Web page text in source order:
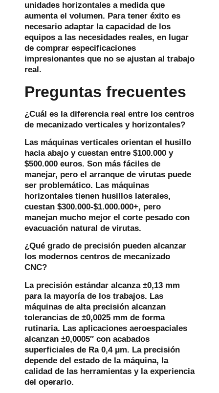
unidades horizontales a medida que
aumenta el volumen. Para tener éxito es
necesario adaptar la capacidad de los
equipos a las necesidades reales, en lugar
de comprar especificaciones
impresionantes que no se ajustan al trabajo
real.
Preguntas frecuentes
¿Cuál es la diferencia real entre los centros
de mecanizado verticales y horizontales?
Las máquinas verticales orientan el husillo
hacia abajo y cuestan entre $100.000 y
$500.000 euros. Son más fáciles de
manejar, pero el arranque de virutas puede
ser problemático. Las máquinas
horizontales tienen husillos laterales,
cuestan $300.000-$1.000.000+, pero
manejan mucho mejor el corte pesado con
evacuación natural de virutas.
¿Qué grado de precisión pueden alcanzar
los modernos centros de mecanizado
CNC?
La precisión estándar alcanza ±0,13 mm
para la mayoría de los trabajos. Las
máquinas de alta precisión alcanzan
tolerancias de ±0,0025 mm de forma
rutinaria. Las aplicaciones aeroespaciales
alcanzan ±0,0005″ con acabados
superficiales de Ra 0,4 μm. La precisión
depende del estado de la máquina, la
calidad de las herramientas y la experiencia
del operario.